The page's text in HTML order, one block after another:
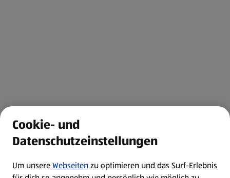
Cookie- und
Datenschutzeinstellungen
Um unsereWebseitenzu optimieren und das Surf-Erlebnis